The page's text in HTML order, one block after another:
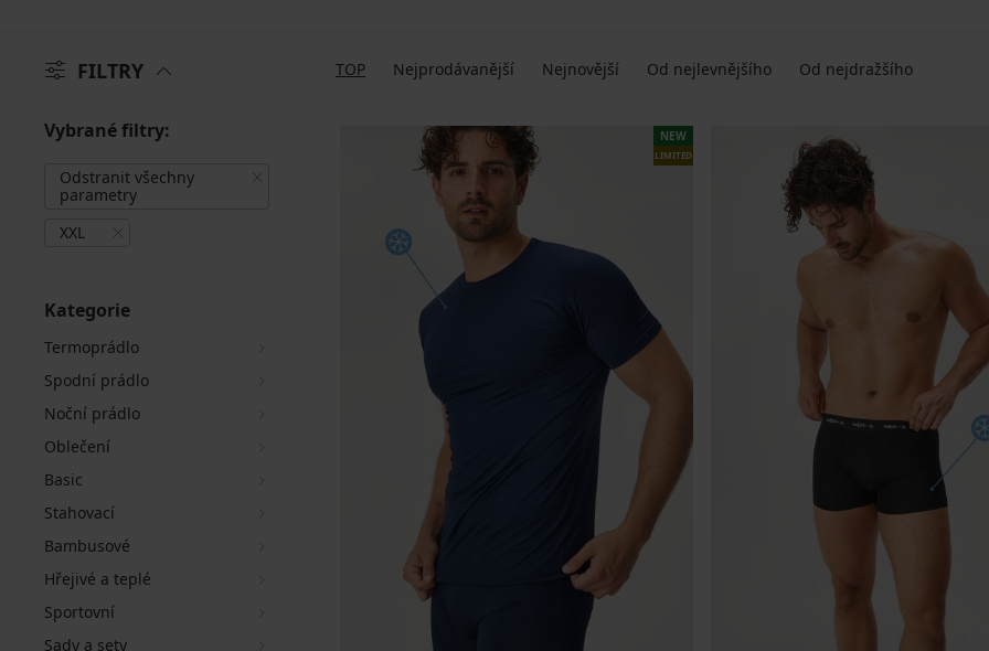
FILTRY TOP Nejprodávanější Nejnovější Od nejlevnějšího Od nejdražšího
Vybrané filtry:
Odstranit všechny
parametry
XXL
Kategorie
Termoprádlo
Spodní prádlo
Noční prádlo
Oblečení
Basic
Stahovací
Bambusové
Hřejivé a teplé
Sportovní
Sady a sety
NEW
LIMITED